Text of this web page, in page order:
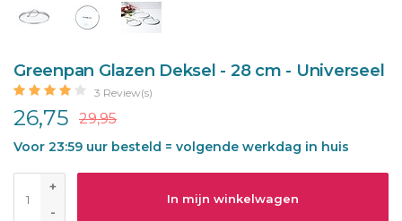
Greenpan Glazen Deksel - 28 cm - Universeel
3 Review(s)
26,75 29,95
Voor 23:59 uur besteld = volgende werkdag in huis
+
-
In mijn winkelwagen